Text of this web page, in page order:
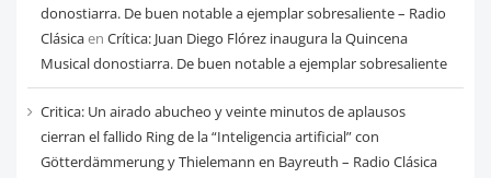
donostiarra. De buen notable a ejemplar sobresaliente – Radio
Clásicaen Crítica: Juan Diego Flórez inaugura la Quincena
Musical donostiarra. De buen notable a ejemplar sobresaliente
Critica: Un airado abucheo y veinte minutos de aplausos
cierran el fallido Ring de la “Inteligencia artificial” con
Götterdämmerung y Thielemann en Bayreuth – Radio Clásica